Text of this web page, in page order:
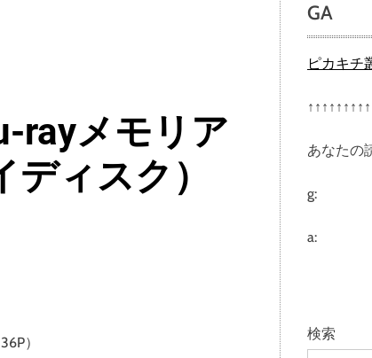
e
rayメモリア
ィスク）
）
GA
ピカキチ
あなたの
g:
a:
検索